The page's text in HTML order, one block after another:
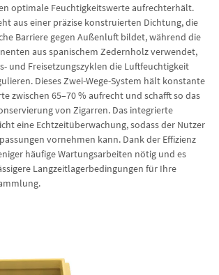
optimale Feuchtigkeitswerte aufrechterhält.
aus einer präzise konstruierten Dichtung, die
Barriere gegen Außenluft bildet, während die
aus spanischem Zedernholz verwendet,
und Freisetzungszyklen die Luftfeuchtigkeit
Dieses Zwei-Wege-System hält konstante
zwischen 65–70 % aufrecht und schafft so das
von Zigarren. Das integrierte
eine Echtzeitüberwachung, sodass der Nutzer
vornehmen kann. Dank der Effizienz
häufige Wartungsarbeiten nötig und es
Langzeitlagerbedingungen für Ihre